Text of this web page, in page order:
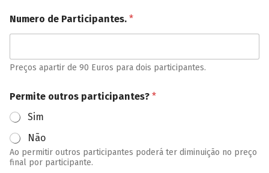
r
o
a
.
a
r
t
c
i
p
Numero de Participantes. *
Preços apartir de 90 Euros para dois participantes.
Permite outros participantes? *
Sim
Não
Ao permitir outros participantes poderá ter diminuição no preço
final por participante.